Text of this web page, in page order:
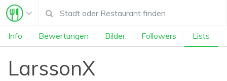
Info Bewertungen Bilder Followers Lists
LarssonX